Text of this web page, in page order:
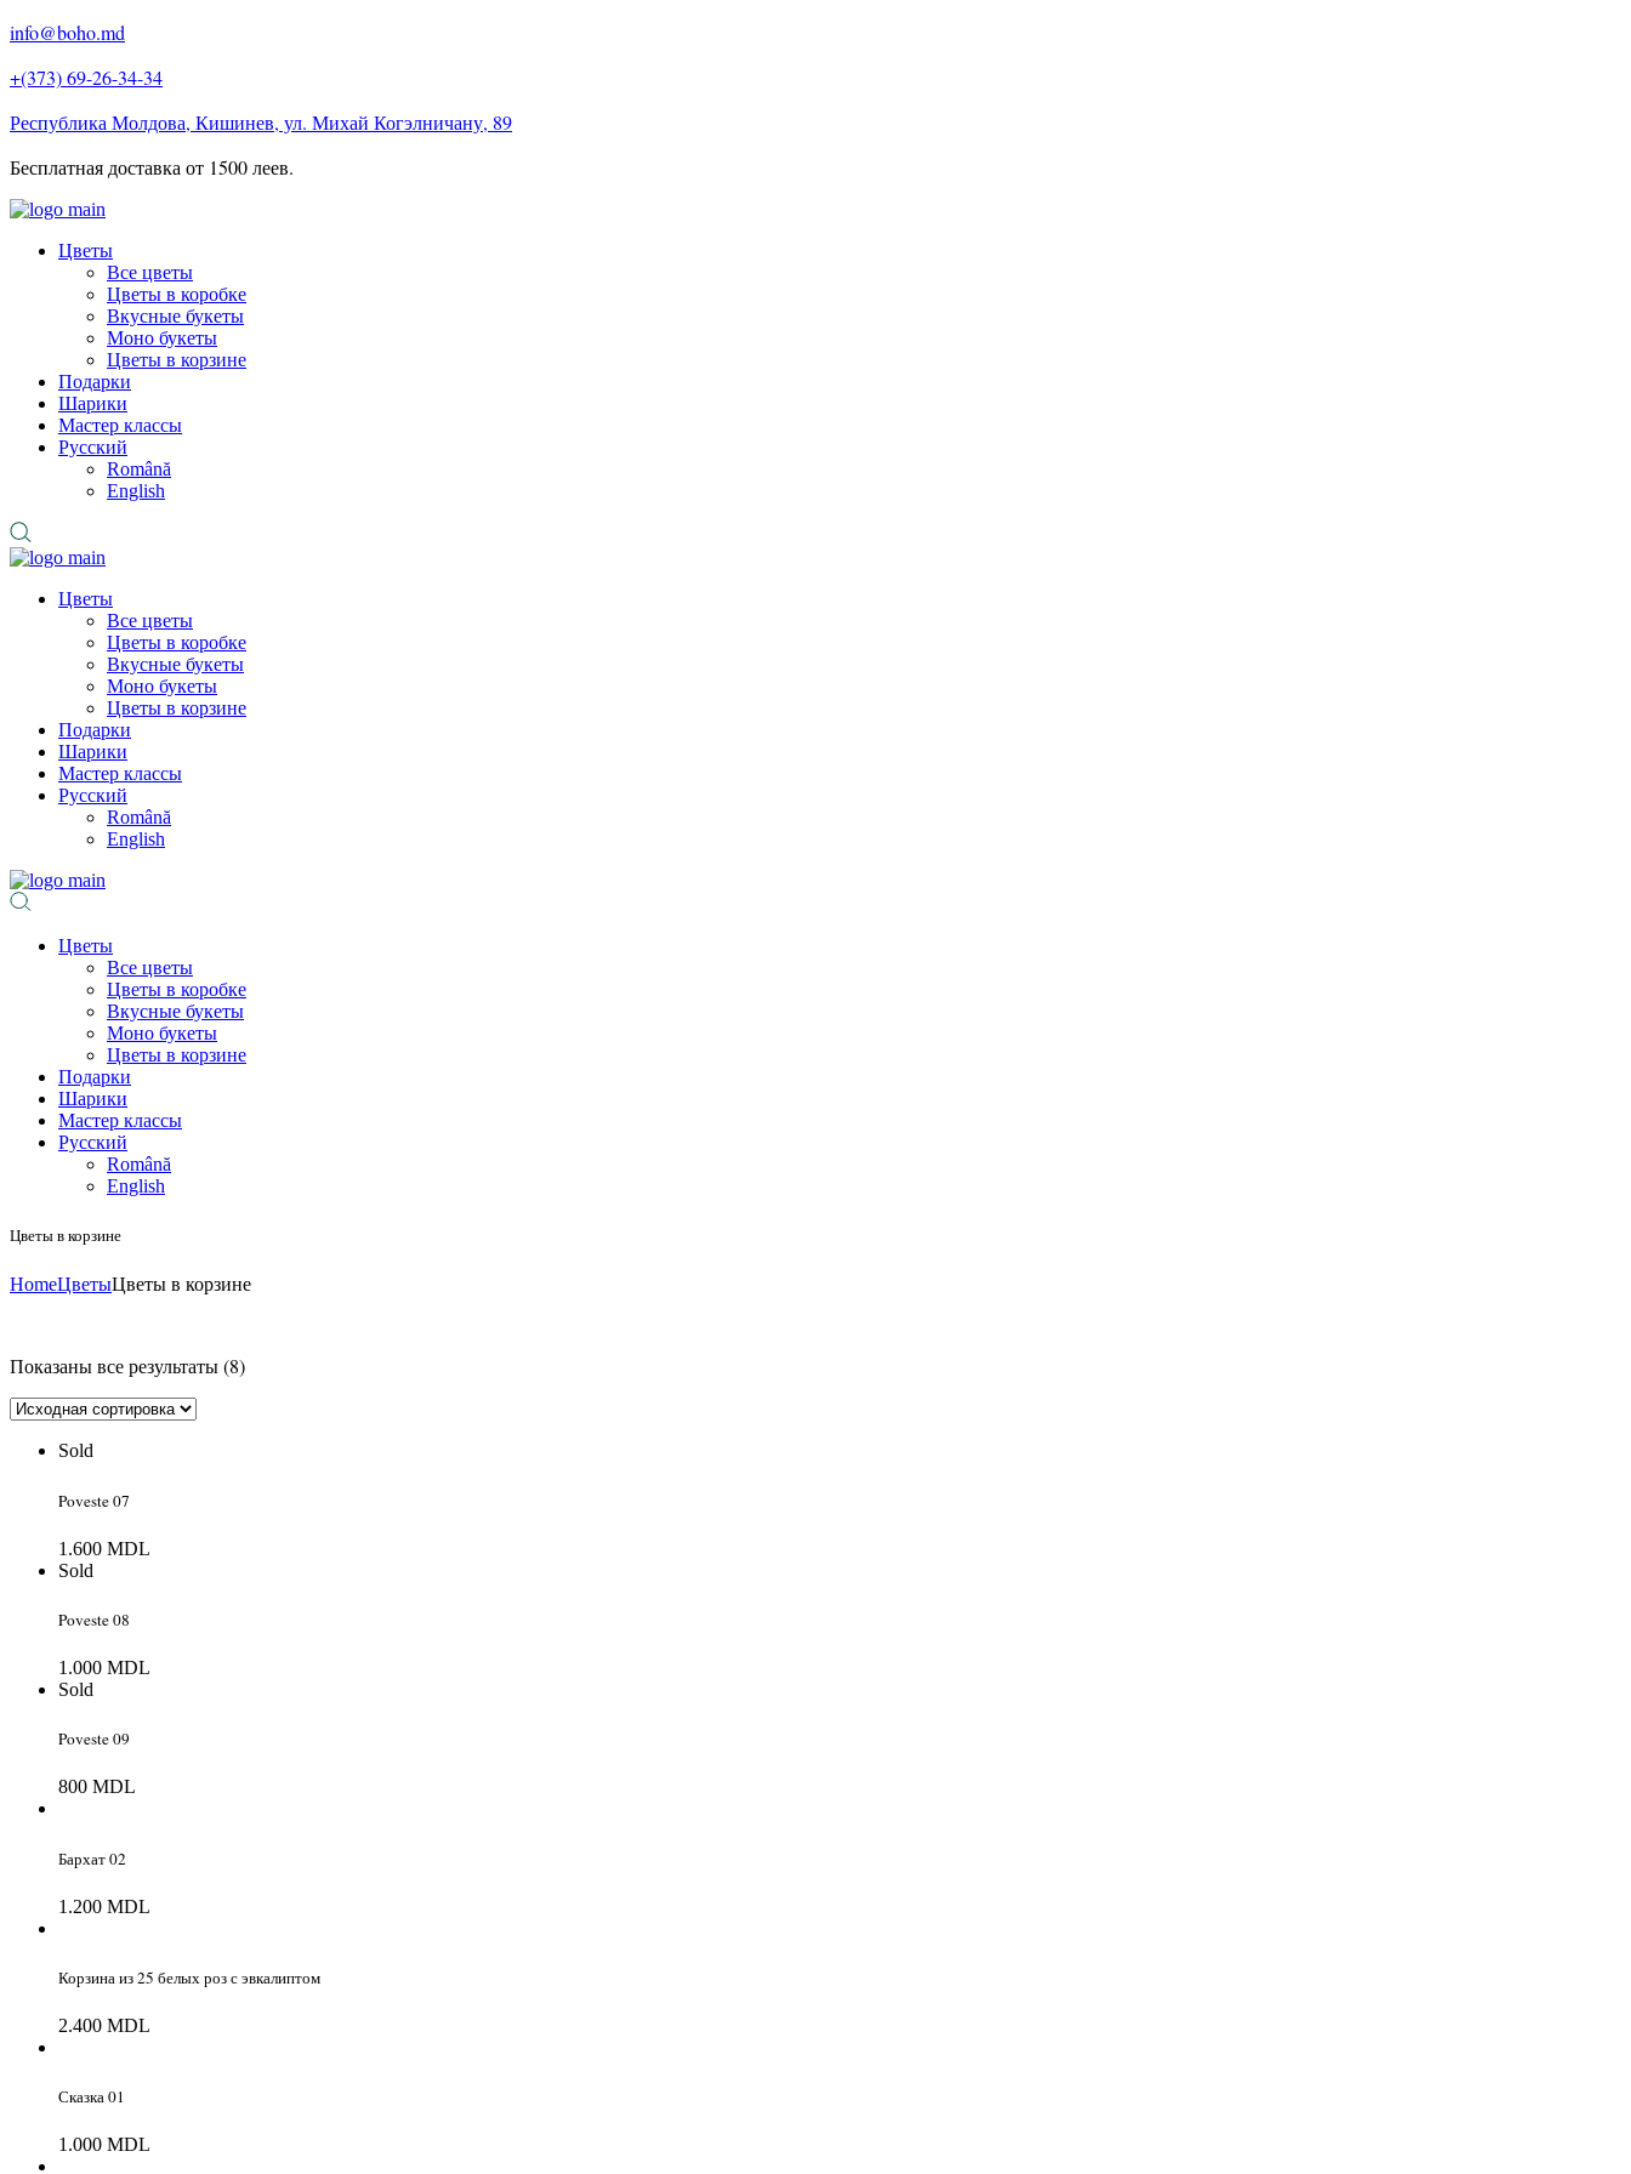
info@boho.md
+(373) 69-26-34-34
Республика Молдова, Кишинев, ул. Михай Когэлничану, 89
Бесплатная доставка от 1500 леев.
Цветы
Все цветы
Цветы в коробке
Вкусные букеты
Моно букеты
Цветы в корзине
Подарки
Шарики
Мастер классы
Русский
Română
English
Цветы
Все цветы
Цветы в коробке
Вкусные букеты
Моно букеты
Цветы в корзине
Подарки
Шарики
Мастер классы
Русский
Română
English
Цветы
Все цветы
Цветы в коробке
Вкусные букеты
Моно букеты
Цветы в корзине
Подарки
Шарики
Мастер классы
Русский
Română
English
Цветы в корзине
HomeЦветыЦветы в корзине
Показаны все результаты (8)
Sold
Poveste 07
1.600 MDL
Sold
Poveste 08
1.000 MDL
Sold
Poveste 09
800 MDL
Бархат 02
1.200 MDL
Корзина из 25 белых роз с эвкалиптом
2.400 MDL
Сказка 01
1.000 MDL